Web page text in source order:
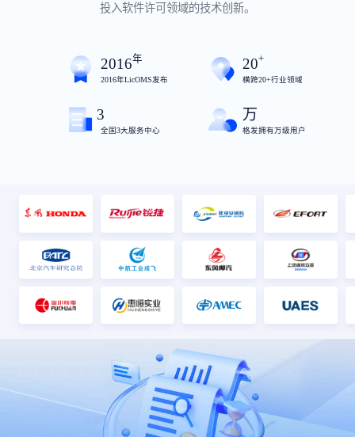
投入软件许可领域的技术创新。
2016年
2016年LicOMS发布
20+
横跨20+行业领域
3
全国3大服务中心
万
格发拥有万级用户